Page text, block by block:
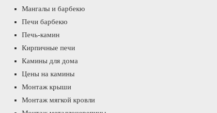
Мангалы и барбекю
Печи барбекю
Печь-камин
Кирпичные печи
Камины для дома
Цены на камины
Монтаж крыши
Монтаж мягкой кровли